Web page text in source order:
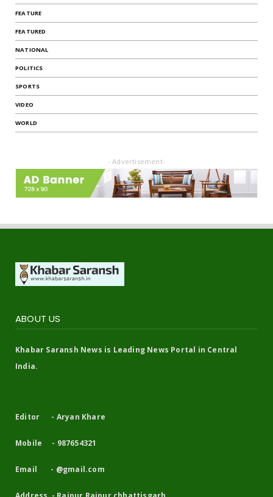
FEATURE
FEATURED
NATIONAL
POLITICS
SPORTS
VIDEO
WORLD
- Advertisement-
ABOUT US
Khabar Saransh News is Leading News Portal in Central
India.
Editor - Aryan Khare
Mobile - 987654321
Email - @gmail.com